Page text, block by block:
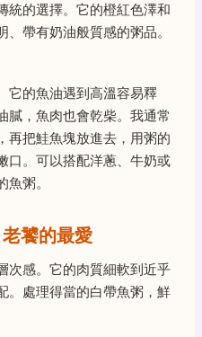
統的選擇。它的橙紅色澤和
帶有奶油般質感的粥品。
它的魚油遇到高溫容易釋
膩，魚肉也會乾柴。我通常
再把鮭魚塊放進去，用粥的
口。可以搭配洋蔥、牛奶或
粥。
饕的最愛
次感。它的肉質細軟到近乎
。處理得當的白帶魚粥，鮮